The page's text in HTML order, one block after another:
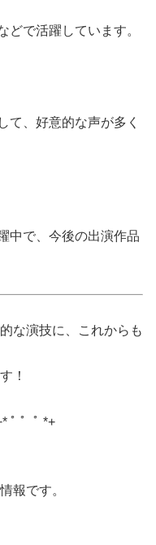
どで活躍しています。
て、好意的な声が多く
中で、今後の出演作品
な演技に、これからも
！
ﾟ ゜ﾟ *+
報です。